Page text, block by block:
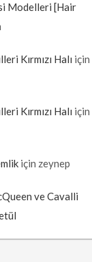
Modelleri [Hair
Kırmızı Halı için
Kırmızı Halı için
için zeynep
ve Cavalli